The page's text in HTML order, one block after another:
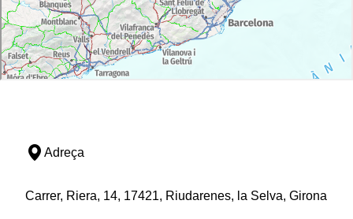
Adreça
Carrer, Riera, 14, 17421, Riudarenes, la Selva, Girona